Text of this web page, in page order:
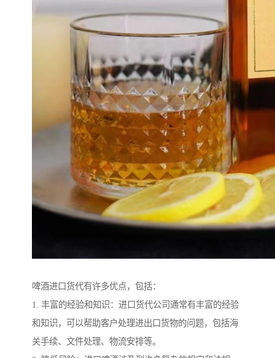
啤酒进口货代有许多优点，包括：
1. 丰富的经验和知识：进口货代公司通常有丰富的经验
和知识，可以帮助客户处理进出口货物的问题，包括海
关手续、文件处理、物流安排等。